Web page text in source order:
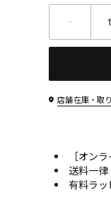
店舗在庫・取
［オン
送料一
有料ラッ